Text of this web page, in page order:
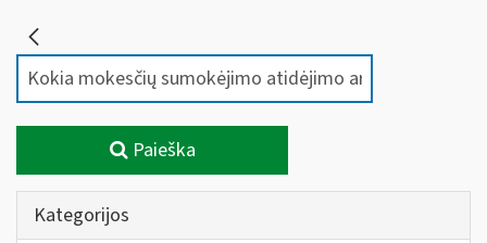
Paieška
Kategorijos